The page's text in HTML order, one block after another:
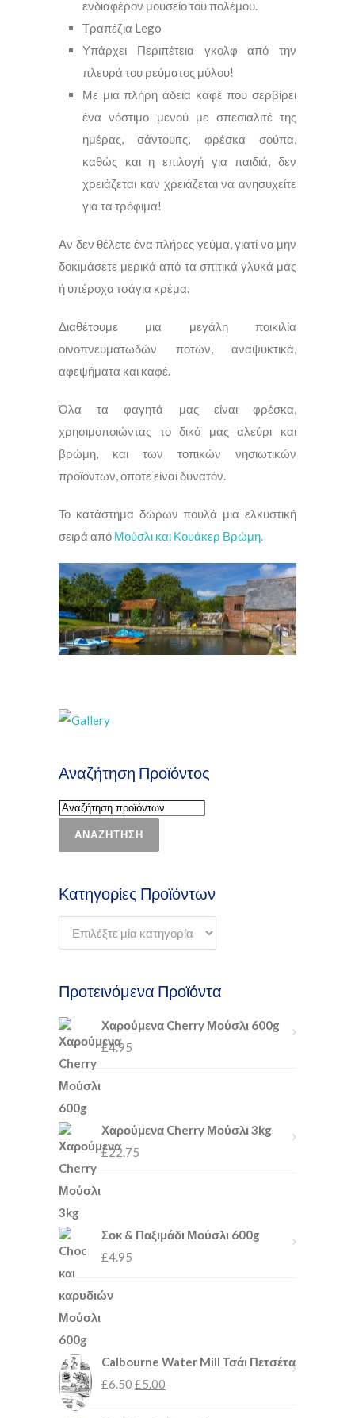
ενδιαφέρον μουσείο του πολέμου.
Τραπέζια Lego
Υπάρχει Περιπέτεια γκολφ από την
πλευρά του ρεύματος μύλου!
Με μια πλήρη άδεια καφέ που σερβίρει
ένα νόστιμο μενού με σπεσιαλιτέ της
ημέρας, σάντουιτς, φρέσκα σούπα,
καθώς και η επιλογή για παιδιά, δεν
χρειάζεται καν χρειάζεται να ανησυχείτε
για τα τρόφιμα!
Αν δεν θέλετε ένα πλήρες γεύμα, γιατί να μην
δοκιμάσετε μερικά από τα σπιτικά γλυκά μας
ή υπέροχα τσάγια κρέμα.
Διαθέτουμε μια μεγάλη ποικιλία
οινοπνευματωδών ποτών, αναψυκτικά,
αφεψήματα και καφέ.
Όλα τα φαγητά μας είναι φρέσκα,
χρησιμοποιώντας το δικό μας αλεύρι και
βρώμη, και των τοπικών νησιωτικών
προϊόντων, όποτε είναι δυνατόν.
Το κατάστημα δώρων πουλά μια ελκυστική
σειρά από Μούσλι και Κουάκερ Βρώμη.
Αναζήτηση Προϊόντος
ΑΝΑΖΉΤΗΣΗ
Κατηγορίες Προϊόντων
Προτεινόμενα Προϊόντα
Χαρούμενα Cherry Μούσλι 600g
£4.95
Χαρούμενα Cherry Μούσλι 3kg
£22.75
Σοκ & Παξιμάδι Μούσλι 600g
£4.95
Calbourne Water Mill Τσάι Πετσέτα
£6.50£5.00